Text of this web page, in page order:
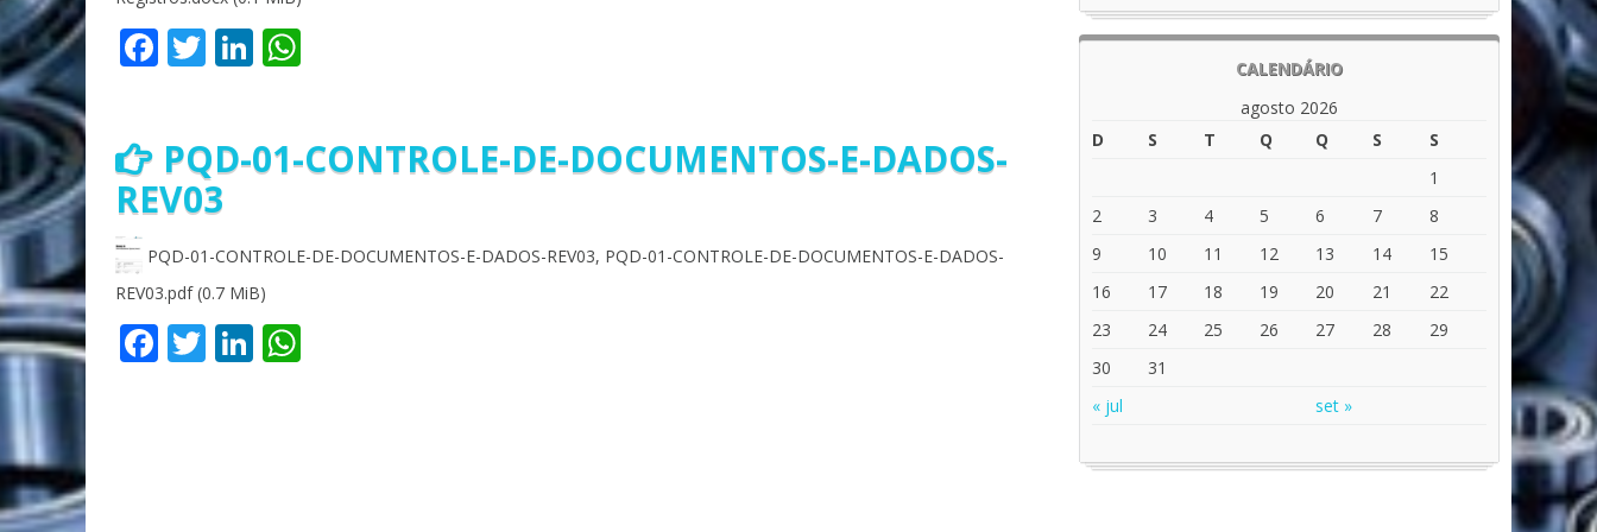
Facebook
TwitterLinkedIn
PQD-01-CONTROLE-DE-DOCUMENTOS-E-DADOS-
REV03
PQD-01-CONTROLE-DE-DOCUMENTOS-E-DADOS-REV03, PQD-01-CONTROLE-DE-DOCUMENTOS-E-DADOS-
REV03.pdf (0.7 MiB)
Facebook
TwitterLinkedIn
CALENDÁRIO
agosto 2026
D
S T Q Q S
S
1
2
3 4 5 6 7
8
9
10 11 12 13 14
15
16
17 18 19 20 21
22
23
24 25 26 27 28
29
30
31
« jul
set »